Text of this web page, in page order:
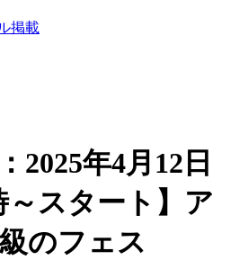
掲載
2025年4月12日
～スタート】ア
のフェス